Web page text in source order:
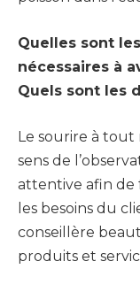
Quelles sont
nécessaires à
Quels sont les
Le sourire à
sens de
attentive afin de
les besoins du
conseillère
produits et